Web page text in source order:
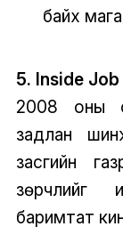
байх
5. Inside
2008 оны
задлан
засгийн
зөрчлийг
баримтат